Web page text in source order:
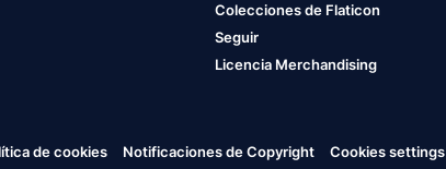
Colecciones de Flaticon
Seguir
Licencia Merchandising
de cookies Notificaciones de Copyright Cookies settings